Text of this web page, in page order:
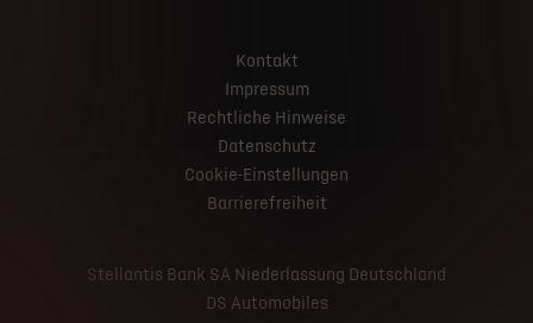
Kontakt
Impressum
Rechtliche Hinweise
Datenschutz
Cookie-Einstellungen
Barrierefreiheit
Stellantis Bank SA Niederlassung Deutschland
DS Automobiles